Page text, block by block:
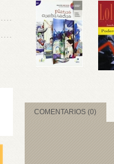
COMENTARIOS (0)